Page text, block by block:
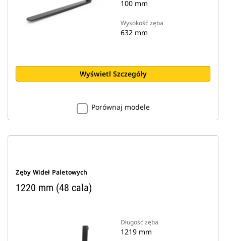
100 mm
Wysokość zęba
632 mm
Wyświetl Szczegóły
Porównaj modele
Zęby Wideł Paletowych
1220 mm (48 cala)
Długość zęba
1219 mm